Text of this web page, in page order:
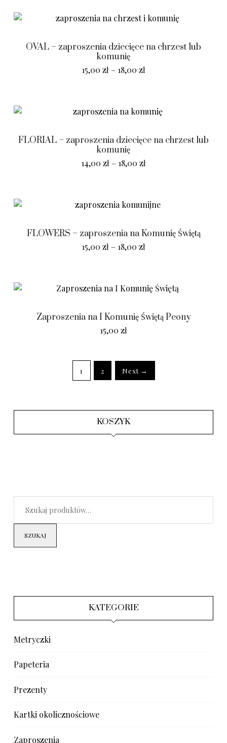
OVAL – zaproszenia dziecięce na chrzest lub
komunię
15,00 zł – 18,00 zł
FLORIAL – zaproszenia dziecięce na chrzest lub
komunię
14,00 zł – 18,00 zł
FLOWERS – zaproszenia na Komunię Świętą
15,00 zł – 18,00 zł
Zaproszenia na I Komunię Świętą Peony
15,00 zł
1 2 Next →
KOSZYK
SZUKAJ
KATEGORIE
Metryczki
Papeteria
Prezenty
Kartki okolicznościowe
Zaproszenia